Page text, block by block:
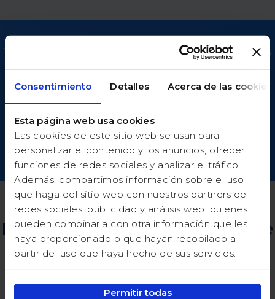
Consentimiento Detalles Acerca de las cookies
Esta página web usa cookies
Las cookies de este sitio web se usan para
personalizar el contenido y los anuncios, ofrecer
funciones de redes sociales y analizar el tráfico.
Además, compartimos información sobre el uso
que haga del sitio web con nuestros partners de
redes sociales, publicidad y análisis web, quienes
pueden combinarla con otra información que les
haya proporcionado o que hayan recopilado a
partir del uso que haya hecho de sus servicios.
Permitir todas
Te atendemos en cualquier momento que lo
necesites con un
soporte 100% en español
SOPORTE
Pon en marcha tu encuesta de
formasencilla y profesional